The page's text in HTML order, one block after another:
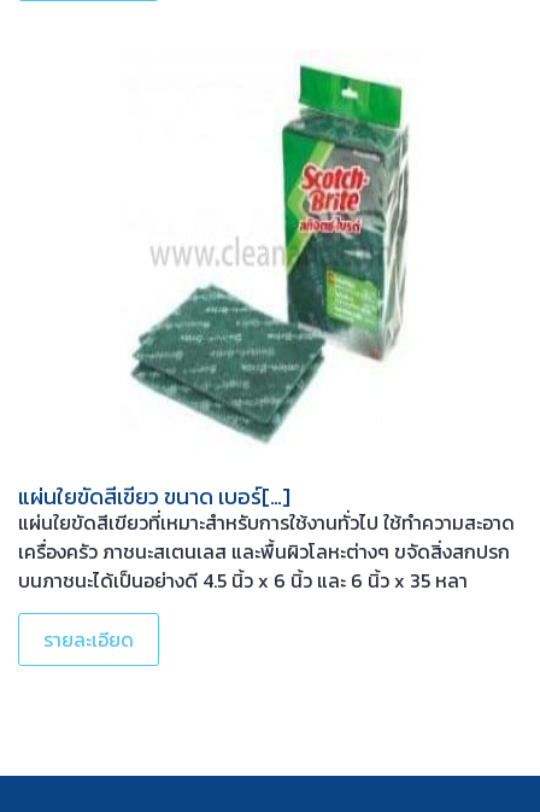
แผ่นใยขัดสีเขียว ขนาด เบอร์[…]
แผ่นใยขัดสีเขียวที่เหมาะสำหรับการใช้งานทั่วไป ใช้ทำความสะอาด
เครื่องครัว ภาชนะสเตนเลส และพื้นผิวโลหะต่างๆ ขจัดสิ่งสกปรก
บนภาชนะได้เป็นอย่างดี 4.5 นิ้ว x 6 นิ้ว และ 6 นิ้ว x 35 หลา
รายละเอียด